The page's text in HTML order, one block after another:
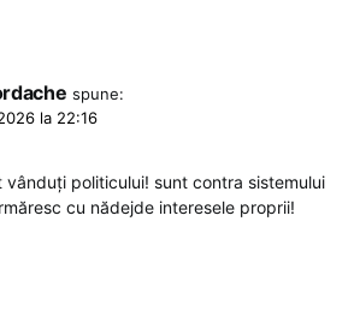
spune:
la 22:16
vânduți politicului! sunt contra sistemului
cu nădejde interesele proprii!